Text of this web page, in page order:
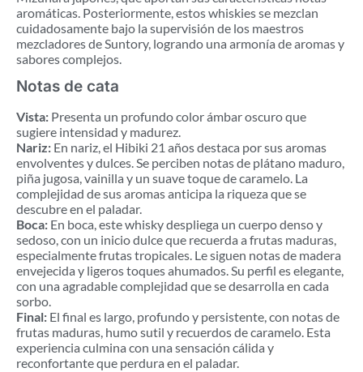
aromáticas. Posteriormente, estos whiskies se mezclan
cuidadosamente bajo la supervisión de los maestros
mezcladores de Suntory, logrando una armonía de aromas y
sabores complejos.
Notas de cata
Vista: Presenta un profundo color ámbar oscuro que
sugiere intensidad y madurez.
Nariz: En nariz, el Hibiki 21 años destaca por sus aromas
envolventes y dulces. Se perciben notas de plátano maduro,
piña jugosa, vainilla y un suave toque de caramelo. La
complejidad de sus aromas anticipa la riqueza que se
descubre en el paladar.
Boca: En boca, este whisky despliega un cuerpo denso y
sedoso, con un inicio dulce que recuerda a frutas maduras,
especialmente frutas tropicales. Le siguen notas de madera
envejecida y ligeros toques ahumados. Su perfil es elegante,
con una agradable complejidad que se desarrolla en cada
sorbo.
Final: El final es largo, profundo y persistente, con notas de
frutas maduras, humo sutil y recuerdos de caramelo. Esta
experiencia culmina con una sensación cálida y
reconfortante que perdura en el paladar.